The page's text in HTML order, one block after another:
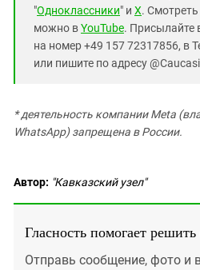
"Одноклассники" и X.
можно вYouTube. Присылайте
на номер +49 157 72317856, в
или пишите по адресу
*деятельность компании Meta
WhatsApp) запрещена в России.
Автор: "Кавказский узел"
Гласность помогает
Отправь сообщение, фото и